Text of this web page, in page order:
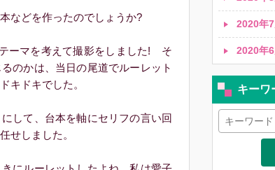
どを作ったのでしょうか?
ーマを考えて撮影をしました! そ
のかは、当日の尾道でルーレット
キドキでした。
して、台本を軸にセリフの言い回
せしました。
2020年
2020年
キーワ